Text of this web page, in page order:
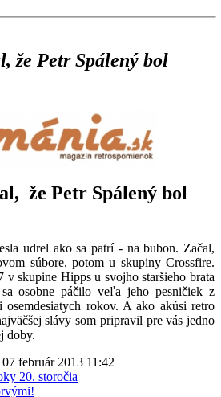
že Petr Spálený bol
že Petr Spálený bol
udrel ako sa patrí - na bubon. Začal,
súbore, potom u skupiny Crossfire.
v skupine Hipps u svojho staršieho brata
osobne páčilo veľa jeho pesničiek z
osemdesiatych rokov. A ako akúsi retro
slávy som pripravil pre vás jedno
doby.
február 2013 11:42
20. storočia